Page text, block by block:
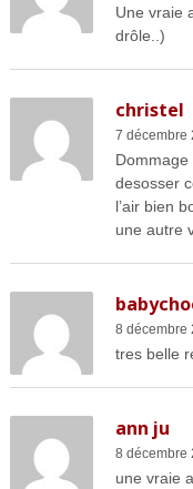
Une vraie
drôle..)
christel
7 décembre
desosser
l’air bien
une autre
8 décembre
tres belle
ann ju
8 décembre
une vraie